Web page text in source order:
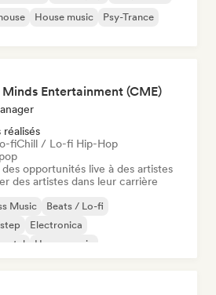
House music Psy-Trance
Entertainment (CME)
fiChill / Lo-fi Hip-Hop
opportunités live à des artistes
des artistes dans leur carrière
Music
Beats / Lo-fi
Electronica
House music